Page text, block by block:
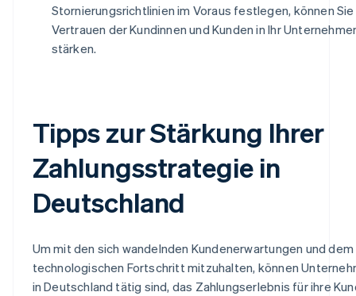
Stornierungsrichtlinien im Voraus festlegen, können
Vertrauen der Kundinnen und Kunden in Ihr
stärken.
Tipps zur Stärkung Ihrer
Zahlungsstrategie in
Deutschland
Um mit den sich wandelnden Kundenerwartungen und dem
technologischen Fortschritt mitzuhalten, können
in Deutschland tätig sind, das Zahlungserlebnis für ihre